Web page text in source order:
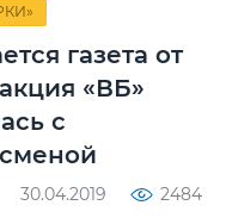
газета от
«ВБ»
с
30.04.2019 2484